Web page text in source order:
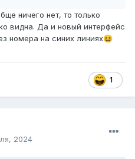
ничего нет, то только
видна. Да и новый интерфейс
номера на синих линиях😆
1
2024